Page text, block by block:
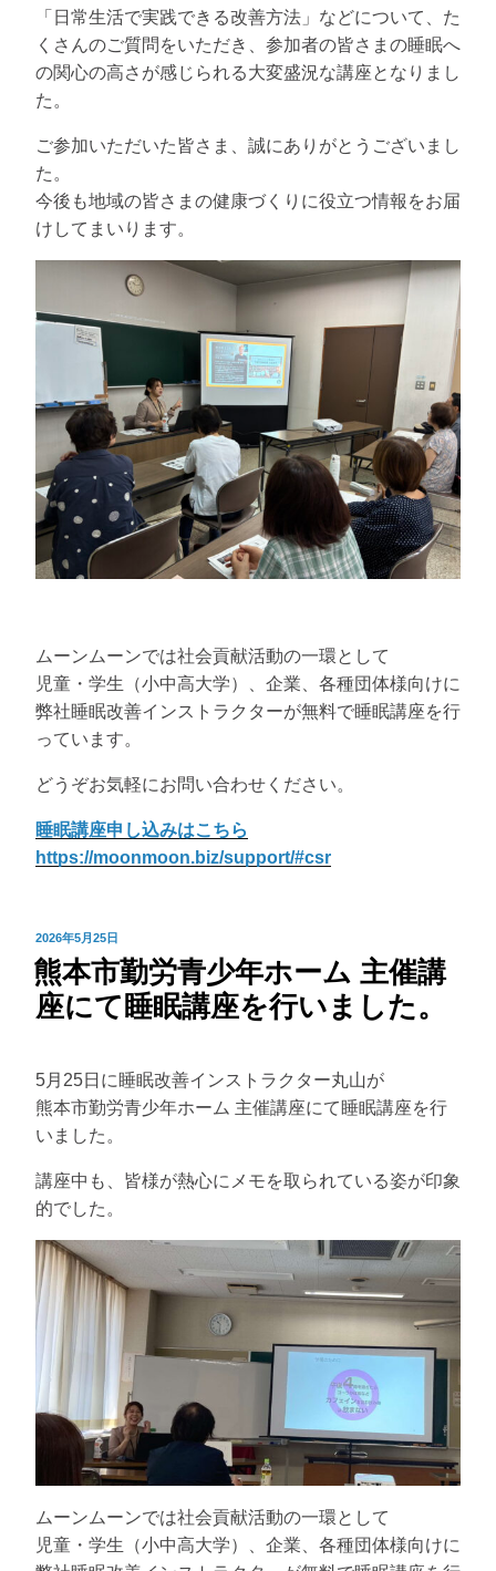
「日常生活で実践できる改善方法」などについて、た
くさんのご質問をいただき、参加者の皆さまの睡眠へ
の関心の高さが感じられる大変盛況な講座となりまし
た。
ご参加いただいた皆さま、誠にありがとうございまし
た。
今後も地域の皆さまの健康づくりに役立つ情報をお届
けしてまいります。
ムーンムーンでは社会貢献活動の一環として
児童・学生（小中高大学）、企業、各種団体様向けに
弊社睡眠改善インストラクターが無料で睡眠講座を行
っています。
どうぞお気軽にお問い合わせください。
睡眠講座申し込みはこちら
https://moonmoon.biz/support/#csr
投
稿
日:
2026年5月25日
熊本市勤労青少年ホーム 主催講
座にて睡眠講座を行いました。
5月25日に睡眠改善インストラクター丸山が
熊本市勤労青少年ホーム 主催講座にて睡眠講座を行
いました。
講座中も、皆様が熱心にメモを取られている姿が印象
的でした。
ムーンムーンでは社会貢献活動の一環として
児童・学生（小中高大学）、企業、各種団体様向けに